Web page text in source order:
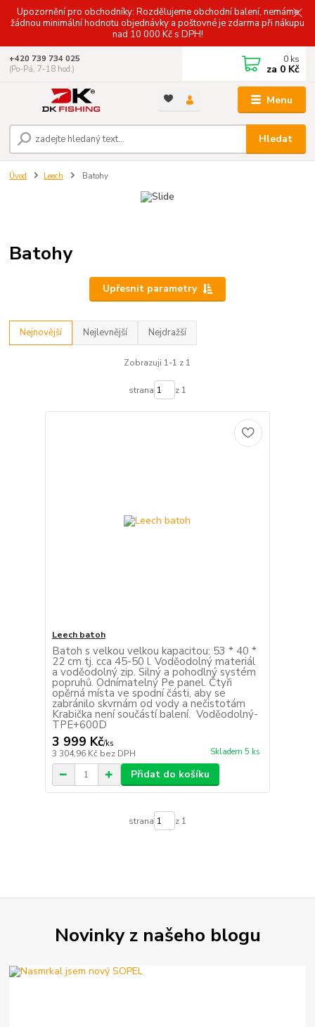
Upozornění pro obchodníky: Rozdělujeme obchodní balení, nemáme
žádnou minimální hodnotu objednávky a poštovné je zdarma při nákupu
nad 10 000 Kč s DPH!
Menu
Hledat
+420 739 734 025
(Po-Pá, 7-18 hod.)
0 ks
za 0 Kč
Úvod Leech Batohy
Batohy
Upřesnit parametry
Nejnovější Nejlevnější Nejdražší
Zobrazuji 1-1 z 1
strana z 1
Leech batoh
Batoh s velkou velkou kapacitou: 53 * 40 *
22 cm tj. cca 45-50 l. Voděodolný materiál
a voděodolný zip. Silný a pohodlný systém
popruhů. Odnímatelný Pe panel. Čtyři
opěrná místa ve spodní části, aby se
zabránilo skvrnám od vody a nečistotám
Krabička není součástí balení. Voděodolný-
TPE+600D
3 999 Kč/ks
3 304,96 Kč bez DPH Skladem 5 ks
Přidat do košíku
strana z 1
Novinky z našeho blogu